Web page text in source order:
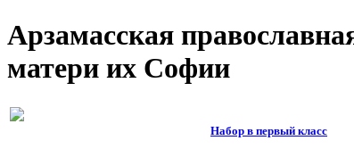
Арзамасская
матери их Софии
Набор в первый класс